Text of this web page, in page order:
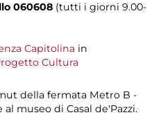
060608 (tutti i giorni 9.00-
Capitolina in
Cultura
della fermata Metro B -
museo di Casal de'Pazzi.